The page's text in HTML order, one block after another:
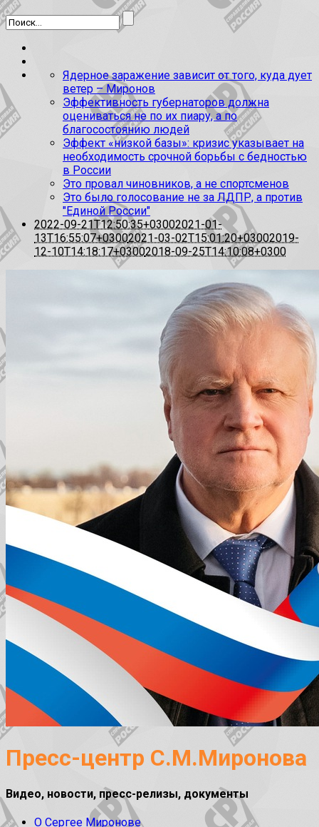
Ядерное заражение зависит от того, куда дует
ветер – Миронов
Эффективность губернаторов должна
оцениваться не по их пиару, а по
благосостоянию людей
Эффект «низкой базы»: кризис указывает на
необходимость срочной борьбы с бедностью
в России
Это провал чиновников, а не спортсменов
Это было голосование не за ЛДПР, а против
"Единой России"
2022-09-21T12:50:35+03002021-01-
13T16:55:07+03002021-03-02T15:01:20+03002019-
12-10T14:18:17+03002018-09-25T14:10:08+0300
Пресс-центр С.М.Миронова
Видео, новости, пресс-релизы, документы
О Сергее Миронове